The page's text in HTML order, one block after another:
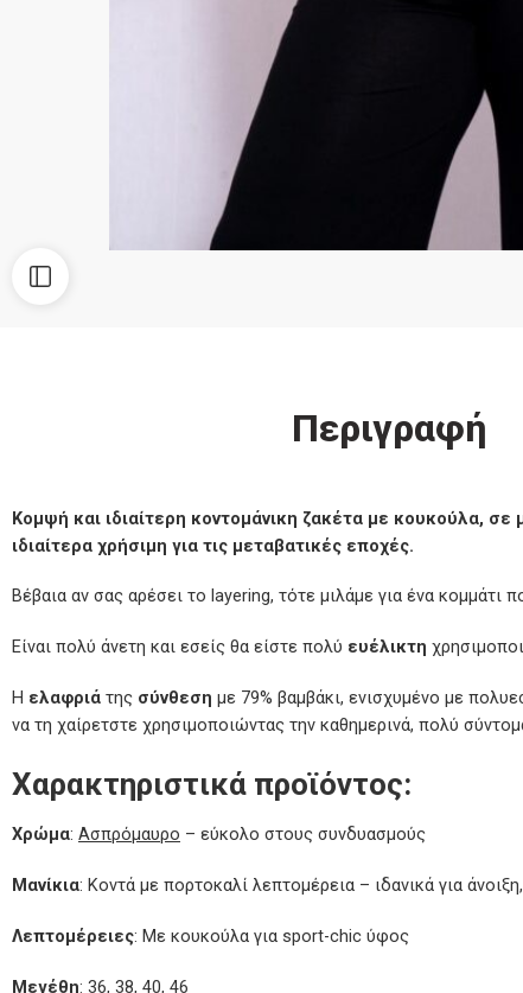
Περιγραφή
Κομψή και ιδιαίτερη κοντομάνικη ζακέτα με κουκούλα,
ιδιαίτερα χρήσιμη για τις μεταβατικές εποχές.
Βέβαια αν σας αρέσει το layering, τότε μιλάμε για ένα κομμάτι
Είναι πολύ άνετη και εσείς θα είστε πολύ ευέλικτη
Η ελαφριά της σύνθεση με 79% βαμβάκι, ενισχυμένο με
να τη χαίρετστε χρησιμοποιώντας την καθημερινά, πολύ
Χαρακτηριστικά προϊόντος:
Χρώμα: Ασπρόμαυρο – εύκολο στους συνδυασμούς
Μανίκια: Κοντά με πορτοκαλί λεπτομέρεια – ιδανικά για
Λεπτομέρειες: Με κουκούλα για sport-chic ύφος
Μεγέθη: 36, 38, 40, 46